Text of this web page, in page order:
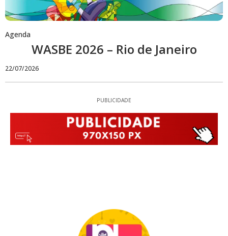
Agenda
WASBE 2026 – Rio de Janeiro
22/07/2026
PUBLICIDADE